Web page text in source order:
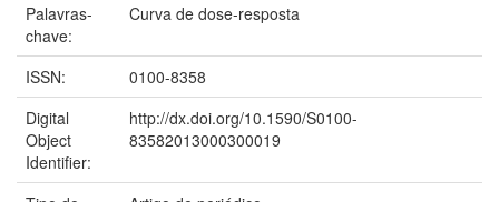
Palavras-
chave:
Curva de dose-resposta
ISSN:
0100-8358
Digital
Object
Identifier:
http://dx.doi.org/10.1590/S0100-
83582013000300019